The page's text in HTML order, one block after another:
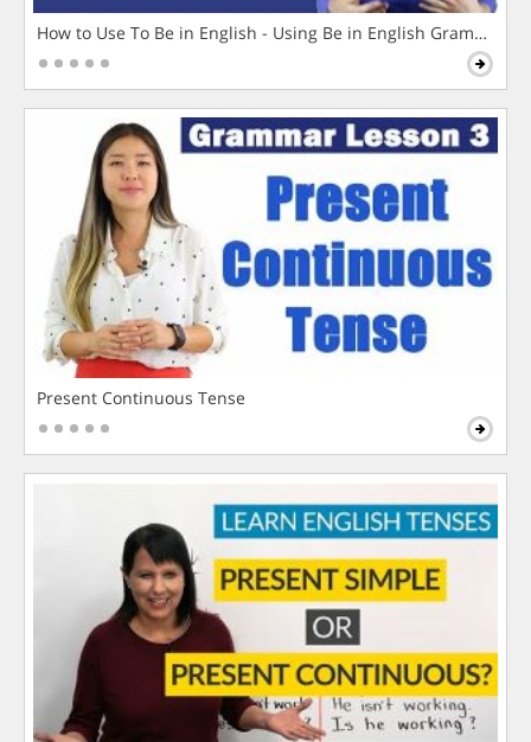
How to Use To Be in English - Using Be in English Grammar
Present Continuous Tense